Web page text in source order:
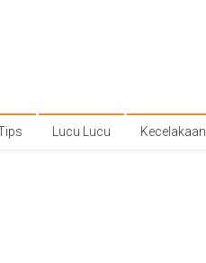
Lucu Lucu Kecelakaan